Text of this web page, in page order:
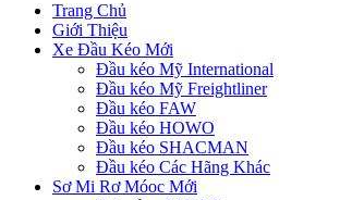
Trang Chủ
Giới Thiệu
Xe Đầu Kéo Mới
Đầu kéo Mỹ International
Đầu kéo Mỹ Freightliner
Đầu kéo FAW
Đầu kéo HOWO
Đầu kéo SHACMAN
Đầu kéo Các Hãng Khác
Sơ Mi Rơ Móoc Mới